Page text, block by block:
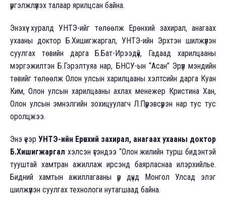
үргэлжлүүлэх талаар ярилцсан байна.
Энэхүү хуралд УНТЭ-ийг төлөөлж Ерөнхий захирал, анагаах
ухааны доктор Б.Хишигжаргал, УНТЭ-ийн Эрхтэн шилжүүлэн
суулгах төвийн дарга Б.Бат-Ирээдүй, Гадаад харилцааны
мэргэжилтэн Б.Гэрэлтуяа нар, БНСУ-ын “Асан” Эрүүл мэндийн
төвийг төлөөлж Олон улсын харилцааны хэлтсийн дарга Куан
Ким, Олон улсын харилцааны ахлах менежер Кристина Хан,
Олон улсын эмнэлгийн зохицуулагч Л.Пүрэвсүрэн нар тус тус
оролцжээ.
Энэ үеэр УНТЭ-ийн Ерөнхий захирал, анагаах ухааны доктор
Б.Хишигжаргал хэлсэн үгэндээ “Олон жилийн турш бидэнтэй
тууштай хамтран ажиллаж ирсэнд баярласнаа илэрхийлье.
Бидний хамтын ажиллагааны үр дүнд Монгол Улсад элэг
шилжүүлэн суулгах технологи нутагшаад байна.